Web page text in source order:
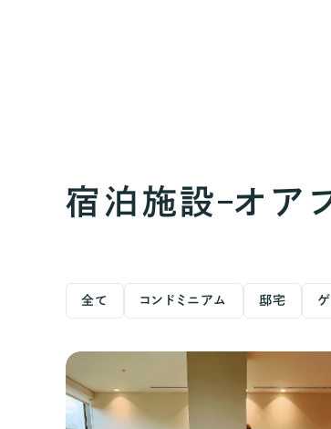
宿泊施設 オア
全て コンドミニアム 邸宅